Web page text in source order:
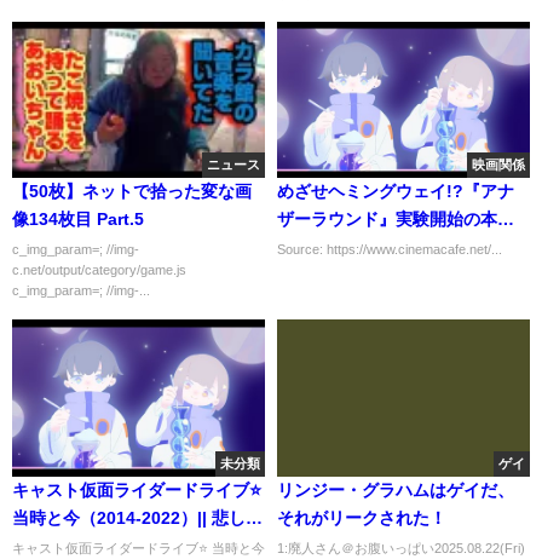
幕】
ニュース
【50枚】ネットで拾った変な画
像134枚目 Part.5
c_img_param=; //img-
c.net/output/category/game.js
c_img_param=; //img-...
映画関係
めざせヘミングウェイ!?『アナ
ザーラウンド』実験開始の本編
映像
Source: https://www.cinemacafe.net/...
未分類
キャスト仮面ライダードライブ⭐
当時と今（2014-2022）|| 悲しい
結末
キャスト仮面ライダードライブ⭐ 当時と今
ゲイ
リンジー・グラハムはゲイだ、
それがリークされた！
1:廃人さん＠お腹いっぱい2025.08.22(Fri)